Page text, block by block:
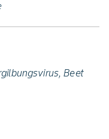
Beet